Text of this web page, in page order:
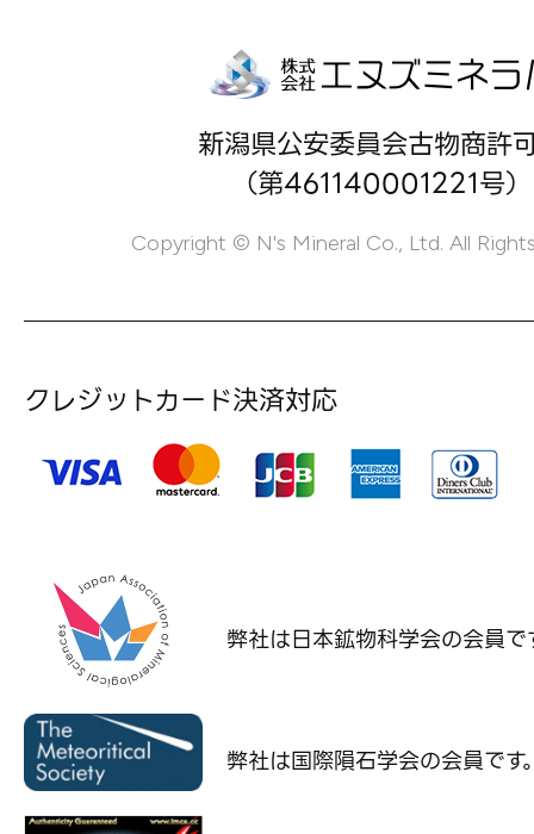
新潟県公安委員会古物商許
（第461140001221号）
Copyright © N's Mineral Co., Ltd. All
クレジットカード決済対応
弊社は日本鉱物科学会の会員で
弊社は国際隕石学会の会員です